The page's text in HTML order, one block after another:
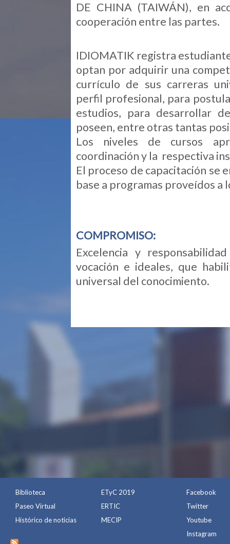
DE CHINA (TAIWÁN), en
cooperación entre las partes.
IDIOMATIK registra
optan por adquirir una
currículo de sus carreras
perfil profesional, para
estudios, para desarrollar
poseen, entre otras tantas
Los niveles de cursos
coordinación y la respectiva
El proceso de capacitación se
base a programas proveídos a
COMPROMISO:
Excelencia y
vocación e ideales, que
universal del conocimiento.
Biblioteca
Paseo Virtual
Histórico de noticias
ETyC 2019
ERTIC
MECIP
Facebook
Twitter
Youtube
Instagram